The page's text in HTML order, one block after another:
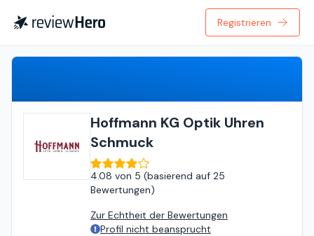
Registrieren
Hoffmann KG Optik Uhren
Schmuck
4.08 von 5 (basierend auf 25
Bewertungen)
Zur Echtheit der Bewertungen
Profil nicht beansprucht